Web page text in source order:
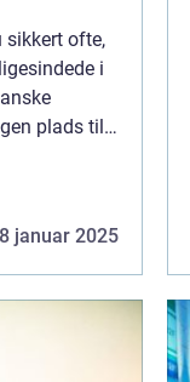
sikkert ofte,
i
plads til
januar 2025